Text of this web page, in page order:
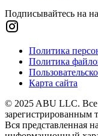
Подписывайтесь на
Политика
Политика
Карта сайта
© 2025 ABU LLC. Все
зарегистрированным
Вся представленная